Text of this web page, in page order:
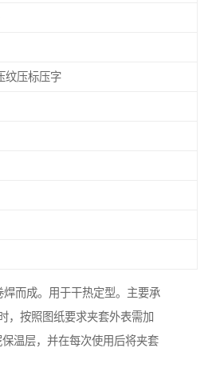
纹压标压字
而成。用于干热定型。主要承
，按照图纸要求夹套外表需加
温层，并在每次使用后将夹套